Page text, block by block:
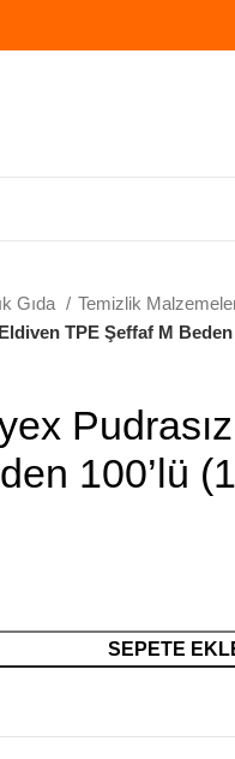
Gıda Temizlik
TPE Şeffaf M
100’lü
SEPETE